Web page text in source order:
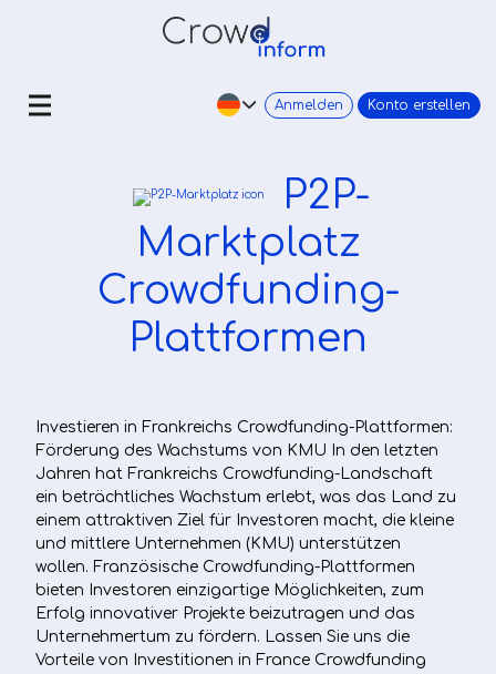
Anmelden Konto erstellen
P2P-
Marktplatz
Crowdfunding-
Plattformen
Investieren in Frankreichs Crowdfunding-Plattformen:
Förderung des Wachstums von KMU In den letzten
Jahren hat Frankreichs Crowdfunding-Landschaft
ein beträchtliches Wachstum erlebt, was das Land zu
einem attraktiven Ziel für Investoren macht, die kleine
und mittlere Unternehmen (KMU) unterstützen
wollen. Französische Crowdfunding-Plattformen
bieten Investoren einzigartige Möglichkeiten, zum
Erfolg innovativer Projekte beizutragen und das
Unternehmertum zu fördern. Lassen Sie uns die
Vorteile von Investitionen in France Crowdfunding